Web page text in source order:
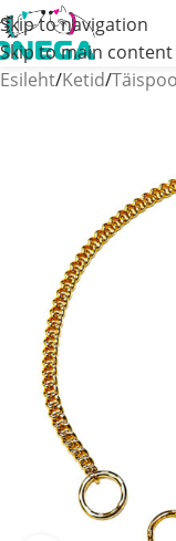
Skip to navigation
Skip to main content
Esileht/Ketid/